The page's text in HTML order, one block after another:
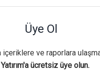
Üye Ol
içeriklere ve raporlara
ücretsiz üye olun.